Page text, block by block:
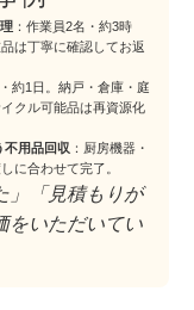
：作業員2名・約3時
は丁寧に確認してお返
約1日。納戸・倉庫・庭
クル可能品は再資源化
不用品回収 ：厨房機器・
に合わせて完了。
」「見積もりが
をいただいてい